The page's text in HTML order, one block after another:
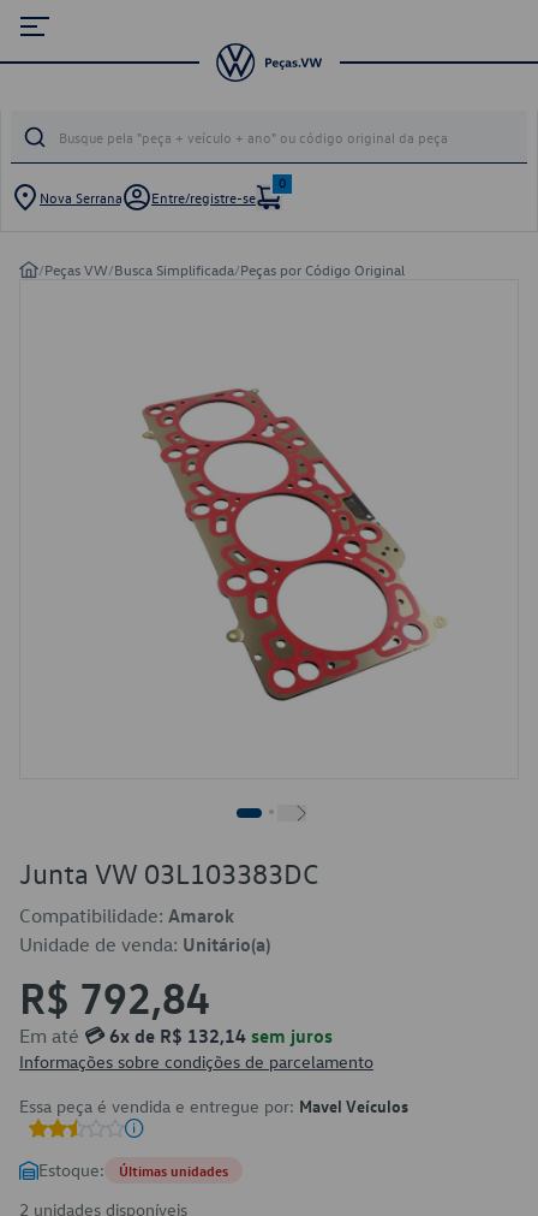
Nova Serrana Entre/registre-se
0
/Peças VW/Busca Simplificada/Peças por Código Original
Junta VW 03L103383DC
Compatibilidade: Amarok
Unidade de venda: Unitário(a)
R$ 792,84
Em até 💳 6x de R$ 132,14 sem juros
Informações sobre condições de parcelamento
Essa peça é vendida e entregue por: Mavel Veículos
Estoque: Últimas unidades
2 unidades disponíveis